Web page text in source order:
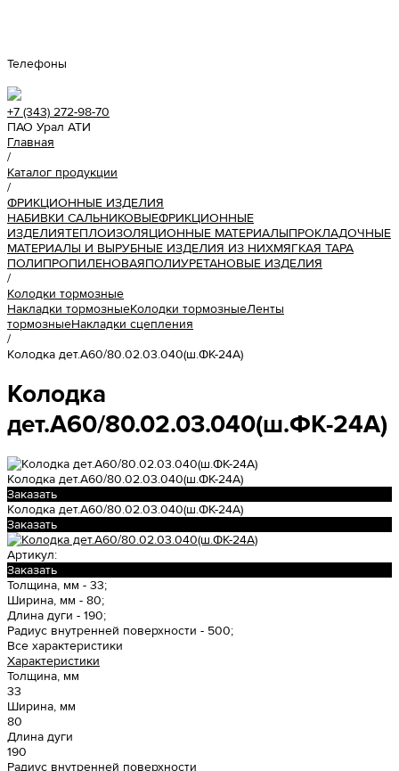
Телефоны
+7 (343) 272-98-70
ПАО Урал АТИ
Главная
/
Каталог продукции
/
ФРИКЦИОННЫЕ ИЗДЕЛИЯ
НАБИВКИ САЛЬНИКОВЫЕФРИКЦИОННЫЕ
ИЗДЕЛИЯТЕПЛОИЗОЛЯЦИОННЫЕ МАТЕРИАЛЫПРОКЛАДОЧНЫЕ
МАТЕРИАЛЫ И ВЫРУБНЫЕ ИЗДЕЛИЯ ИЗ НИХМЯГКАЯ ТАРА
ПОЛИПРОПИЛЕНОВАЯПОЛИУРЕТАНОВЫЕ ИЗДЕЛИЯ
/
Колодки тормозные
Накладки тормозныеКолодки тормозныеЛенты
тормозныеНакладки сцепления
/
Колодка дет.А60/80.02.03.040(ш.ФК-24А)
Колодка
дет.А60/80.02.03.040(ш.ФК-24А)
Колодка дет.А60/80.02.03.040(ш.ФК-24А)
Заказать
Колодка дет.А60/80.02.03.040(ш.ФК-24А)
Заказать
Артикул:
Заказать
Толщина, мм - 33;
Ширина, мм - 80;
Длина дуги - 190;
Радиус внутренней поверхности - 500;
Все характеристики
Характеристики
Толщина, мм
33
Ширина, мм
80
Длина дуги
190
Радиус внутренней поверхности